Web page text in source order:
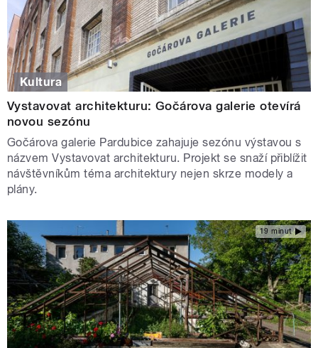
Kultura
Vystavovat architekturu: Gočárova galerie otevírá
novou sezónu
Gočárova galerie Pardubice zahajuje sezónu výstavou s
názvem Vystavovat architekturu. Projekt se snaží přiblížit
návštěvníkům téma architektury nejen skrze modely a
plány.
19 minut